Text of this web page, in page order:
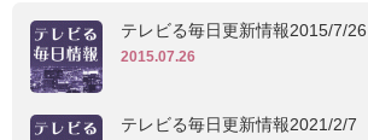
テレビる毎日更新情報2015/7/26
2015.07.26
テレビる毎日更新情報2021/2/7